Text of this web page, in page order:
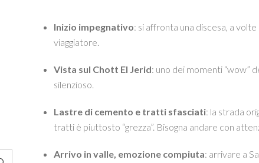
Inizio impegnativo: si affronta una discesa, a
viaggiatore.
Vista sul Chott El Jerid: uno dei momenti “wow”
silenzioso.
Lastre di cemento e tratti sfasciati: la strada
tratti è piuttosto “grezza”. Bisogna andare con
Arrivo in valle, emozione compiuta: arrivare a